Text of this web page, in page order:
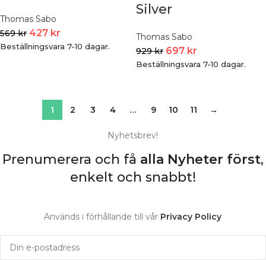
Thomas Sabo
569kr 427 kr
Beställningsvara 7-10 dagar.
Silver
Thomas Sabo
929kr 697 kr
Beställningsvara 7-10 dagar.
1 2 3 4 … 9 10 11 →
Nyhetsbrev!
Prenumerera och få alla Nyheter först,
enkelt och snabbt!
Används i förhållande till vår Privacy Policy